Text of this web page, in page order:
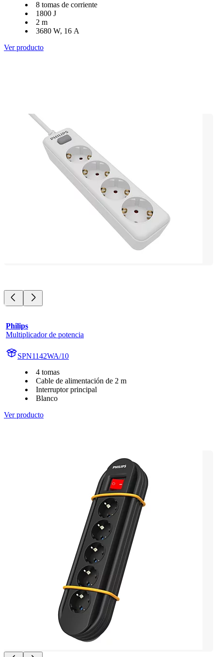
8 tomas de corriente
1800 J
2 m
3680 W, 16 A
Ver producto
Philips
Multiplicador de potencia
SPN1142WA/10
4 tomas
Cable de alimentación de 2 m
Interruptor principal
Blanco
Ver producto